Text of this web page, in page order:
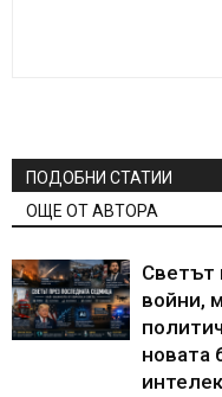
ПОДОБНИ СТАТИИ
ОЩЕ ОТ АВТОРА
Светът
войни,
новата